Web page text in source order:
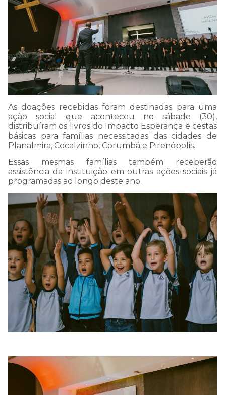
As doações recebidas foram destinadas para uma
ação social que aconteceu no sábado (30),
distribuíram os livros do Impacto Esperança e cestas
básicas para famílias necessitadas das cidades de
Planalmira, Cocalzinho, Corumbá e Pirenópolis.
Essas mesmas famílias também receberão
assistência da instituição em outras ações sociais já
programadas ao longo deste ano.